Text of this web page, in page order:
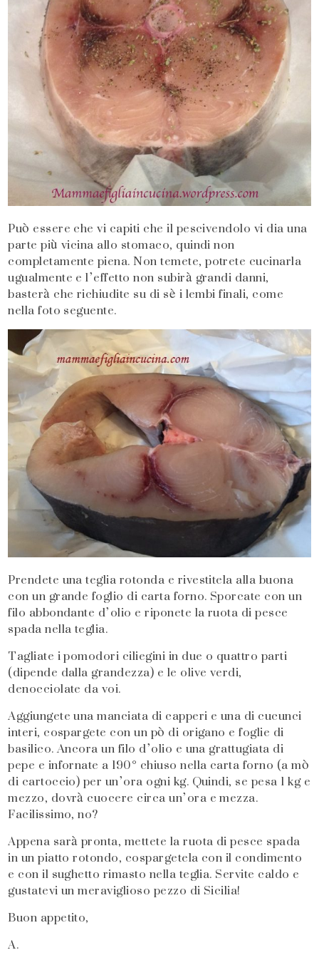
Può essere che vi capiti che il pescivendolo vi dia una
parte più vicina allo stomaco, quindi non
completamente piena. Non temete, potrete cucinarla
ugualmente e l’effetto non subirà grandi danni,
basterà che richiudite su di sè i lembi finali, come
nella foto seguente.
Prendete una teglia rotonda e rivestitela alla buona
con un grande foglio di carta forno. Sporcate con un
filo abbondante d’olio e riponete la ruota di pesce
spada nella teglia.
Tagliate i pomodori ciliegini in due o quattro parti
(dipende dalla grandezza) e le olive verdi,
denocciolate da voi.
Aggiungete una manciata di capperi e una di cucunci
interi, cospargete con un pò di origano e foglie di
basilico. Ancora un filo d’olio e una grattugiata di
pepe e infornate a 190° chiuso nella carta forno (a mò
di cartoccio) per un’ora ogni kg. Quindi, se pesa 1 kg e
mezzo, dovrà cuocere circa un’ora e mezza.
Facilissimo, no?
Appena sarà pronta, mettete la ruota di pesce spada
in un piatto rotondo, cospargetela con il condimento
e con il sughetto rimasto nella teglia. Servite caldo e
gustatevi un meraviglioso pezzo di Sicilia!
Buon appetito,
A.